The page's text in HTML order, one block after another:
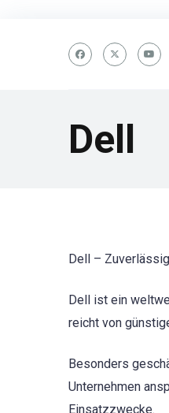
Dell
Dell –
Dell ist ein
reicht von
Besonders
Unternehmen
Einsatzzwecke.